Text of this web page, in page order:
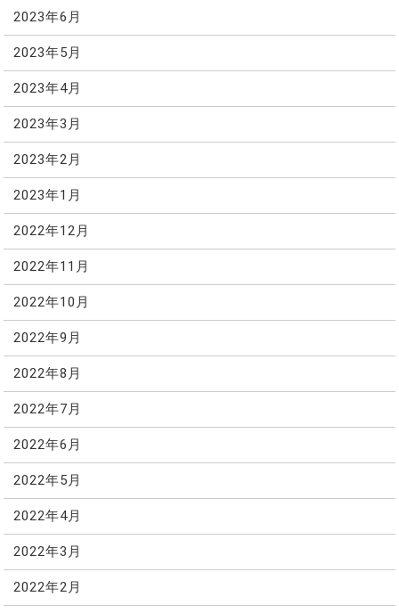
2023年6月
2023年5月
2023年4月
2023年3月
2023年2月
2023年1月
2022年12月
2022年11月
2022年10月
2022年9月
2022年8月
2022年7月
2022年6月
2022年5月
2022年4月
2022年3月
2022年2月